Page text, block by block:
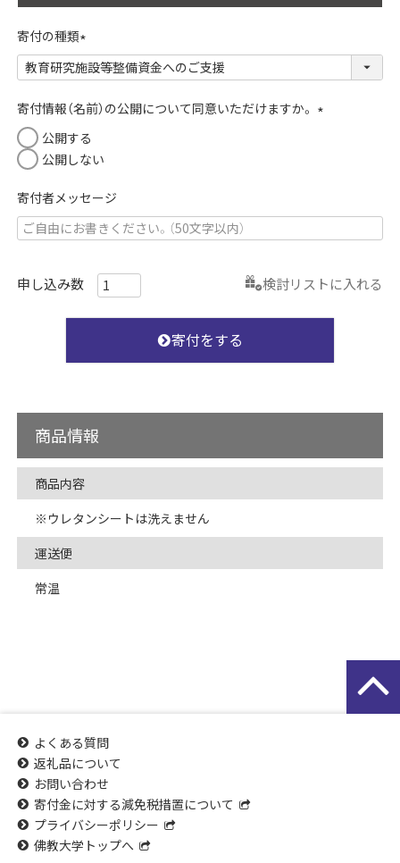
寄付の種類
(
必
須
)
寄付情報（名前）の公開について同意いただけますか。
公開する
公開しない
寄付者メッセージ
検討リストに入れる
寄付をする
商品情報
商品内容
※ウレタンシートは洗えません
運送便
常温
よくある質問
返礼品について
お問い合わせ
寄付金に対する減免税措置について
プライバシーポリシー
佛教大学トップへ